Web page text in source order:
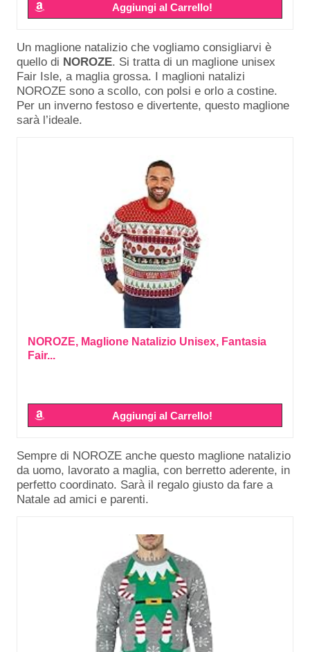
Aggiungi al Carrello!
Un maglione natalizio che vogliamo consigliarvi è
quello di NOROZE. Si tratta di un maglione unisex
Fair Isle, a maglia grossa. I maglioni natalizi
NOROZE sono a scollo, con polsi e orlo a costine.
Per un inverno festoso e divertente, questo maglione
sarà l’ideale.
NOROZE, Maglione Natalizio Unisex, Fantasia
Fair...
Aggiungi al Carrello!
Sempre di NOROZE anche questo maglione natalizio
da uomo, lavorato a maglia, con berretto aderente, in
perfetto coordinato. Sarà il regalo giusto da fare a
Natale ad amici e parenti.